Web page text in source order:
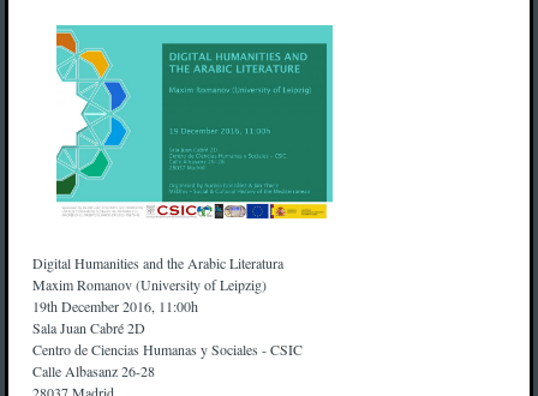
Digital Humanities and the Arabic Literatura
Maxim Romanov (University of Leipzig)
19th December 2016, 11:00h
Sala Juan Cabré 2D
Centro de Ciencias Humanas y Sociales - CSIC
Calle Albasanz 26-28
28037 Madrid